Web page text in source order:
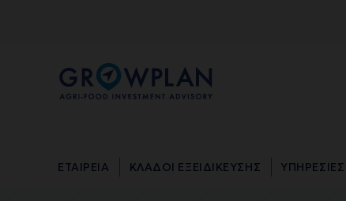
ΕΤΑΙΡΕΙΑ ΚΛΑΔΟΙ ΕΞΕΙΔΙΚΕΥΣΗΣ ΥΠΗΡΕΣΙΕΣ